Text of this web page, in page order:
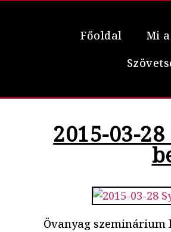
Főoldal Mi
2015-03-
Övanyag szeminárium